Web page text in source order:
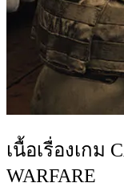
เนื้อเรื่องเกม
WARFARE